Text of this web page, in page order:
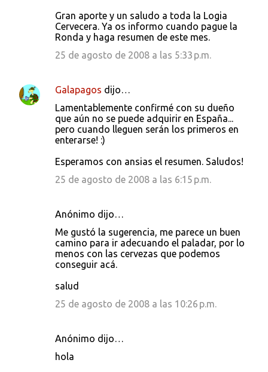
Gran aporte y un saludo a toda la Logia
Cervecera. Ya os informo cuando pague la
Ronda y haga resumen de este mes.
25 de agosto de 2008 a las 5:33 p.m.
Galapagos dijo…
Lamentablemente confirmé con su dueño
que aún no se puede adquirir en España...
pero cuando lleguen serán los primeros en
enterarse! :)
Esperamos con ansias el resumen. Saludos!
25 de agosto de 2008 a las 6:15 p.m.
Anónimo dijo…
Me gustó la sugerencia, me parece un buen
camino para ir adecuando el paladar, por lo
menos con las cervezas que podemos
conseguir acá.
salud
25 de agosto de 2008 a las 10:26 p.m.
Anónimo dijo…
hola